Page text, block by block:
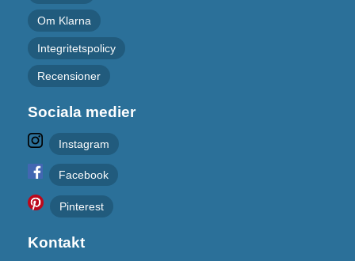
Om Klarna
Integritetspolicy
Recensioner
Sociala medier
Instagram
Facebook
Pinterest
Kontakt